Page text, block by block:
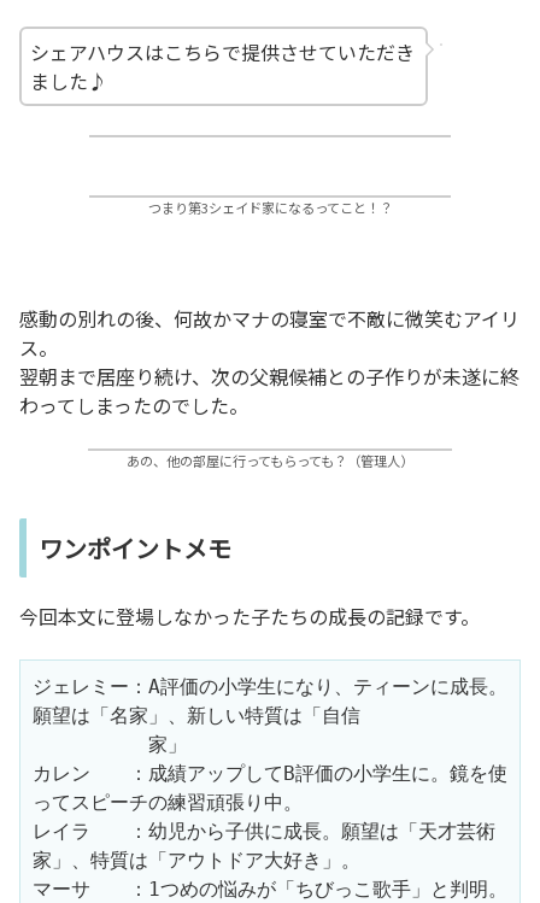
シェアハウスはこちらで提供させていただき
ました♪
つまり第3シェイド家になるってこと！？
感動の別れの後、何故かマナの寝室で不敵に微笑むアイリ
ス。
翌朝まで居座り続け、次の父親候補との子作りが未遂に終
わってしまったのでした。
あの、他の部屋に行ってもらっても？（管理人）
ワンポイントメモ
今回本文に登場しなかった子たちの成長の記録です。
ジェレミー：A評価の小学生になり、ティーンに成長。
願望は「名家」、新しい特質は「自信
家」
カレン　　：成績アップしてB評価の小学生に。鏡を使
ってスピーチの練習頑張り中。
レイラ　　：幼児から子供に成長。願望は「天才芸術
家」、特質は「アウトドア大好き」。
マーサ　　：1つめの悩みが「ちびっこ歌手」と判明。